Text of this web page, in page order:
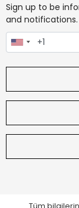
Sign up to be
and notifications.